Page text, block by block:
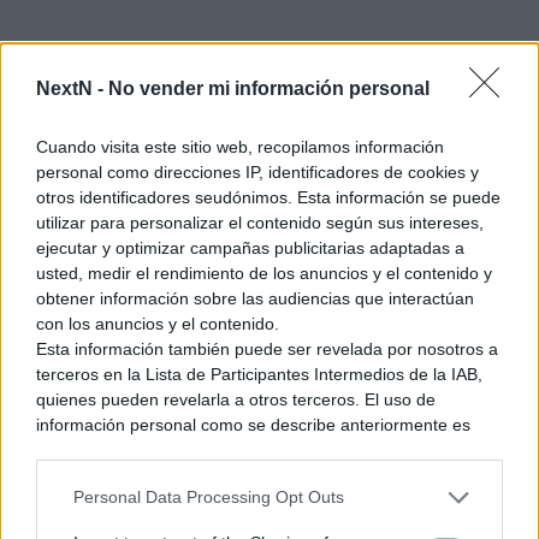
NextN - No vender mi información personal
Cuando visita este sitio web, recopilamos información
personal como direcciones IP, identificadores de cookies y
otros identificadores seudónimos. Esta información se puede
utilizar para personalizar el contenido según sus intereses,
ejecutar y optimizar campañas publicitarias adaptadas a
usted, medir el rendimiento de los anuncios y el contenido y
obtener información sobre las audiencias que interactúan
con los anuncios y el contenido.
Esta información también puede ser revelada por nosotros a
terceros en la Lista de Participantes Intermedios de la IAB,
quienes pueden revelarla a otros terceros. El uso de
información personal como se describe anteriormente es
generamos contenido relevante para nuestra audiencia.
Personal Data Processing Opt Outs
La colaboración ha cumplido una doble misión. Primero,
demostrar que la nostalgia por la tecnología retro sigue
viva en una generación que ha encontrado nuevas formas
de disfrutarla. Segundo, sacar más partido a esa tecnología
ya existente.Fotolog Nostalgiahabla sobre como las nuevas
generaciones han vuelto a conectar con la tecnología de su
infancia. Algo más que palpable en su letra. En palabras de